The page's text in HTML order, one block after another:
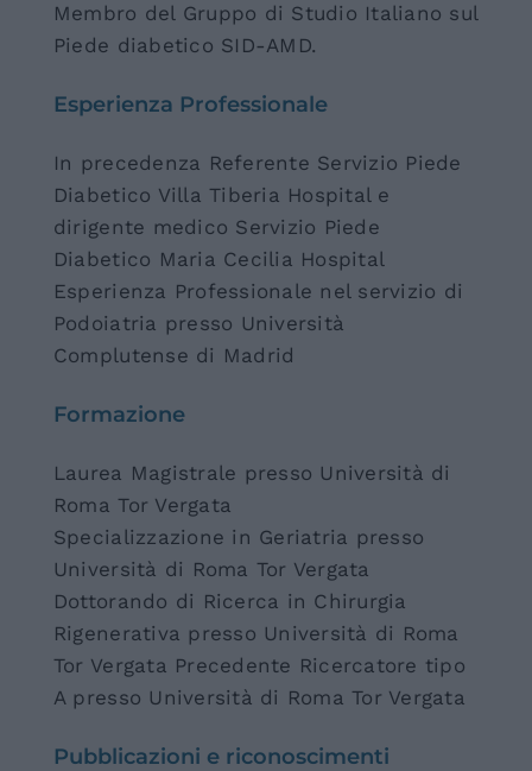
Membro del Gruppo di Studio Italiano sul
Piede diabetico SID-AMD.
Esperienza Professionale
In precedenza Referente Servizio Piede
Diabetico Villa Tiberia Hospital e
dirigente medico Servizio Piede
Diabetico Maria Cecilia Hospital
Esperienza Professionale nel servizio di
Podoiatria presso Università
Complutense di Madrid
Formazione
Laurea Magistrale presso Università di
Roma Tor Vergata
Specializzazione in Geriatria presso
Università di Roma Tor Vergata
Dottorando di Ricerca in Chirurgia
Rigenerativa presso Università di Roma
Tor Vergata Precedente Ricercatore tipo
A presso Università di Roma Tor Vergata
Pubblicazioni e riconoscimenti